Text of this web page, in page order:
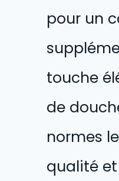
pour un
touche
de
normes